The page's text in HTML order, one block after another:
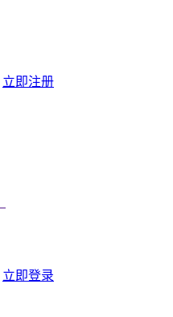
立即注册
立即登录